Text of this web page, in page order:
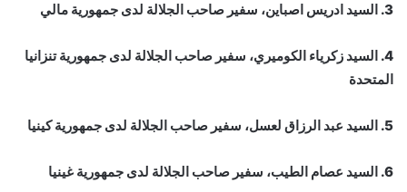
3. السيد ادريس اصباين، سفير صاحب الجلالة لدى جمهورية مالي
4. السيد زكرياء الكوميري، سفير صاحب الجلالة لدى جمهورية تنزانيا
المتحدة
5. السيد عبد الرزاق لعسل، سفير صاحب الجلالة لدى جمهورية كينيا
6. السيد عصام الطيب، سفير صاحب الجلالة لدى جمهورية غينيا